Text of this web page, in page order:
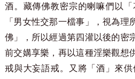
酒。藏傳佛教密宗的喇嘛們以
「男女性交那一檔事」，視為
佛」，所以經過第四灌以後的密
前交媾享樂，再以這種淫樂觀想
戒與大妄語戒。又將「酒」來